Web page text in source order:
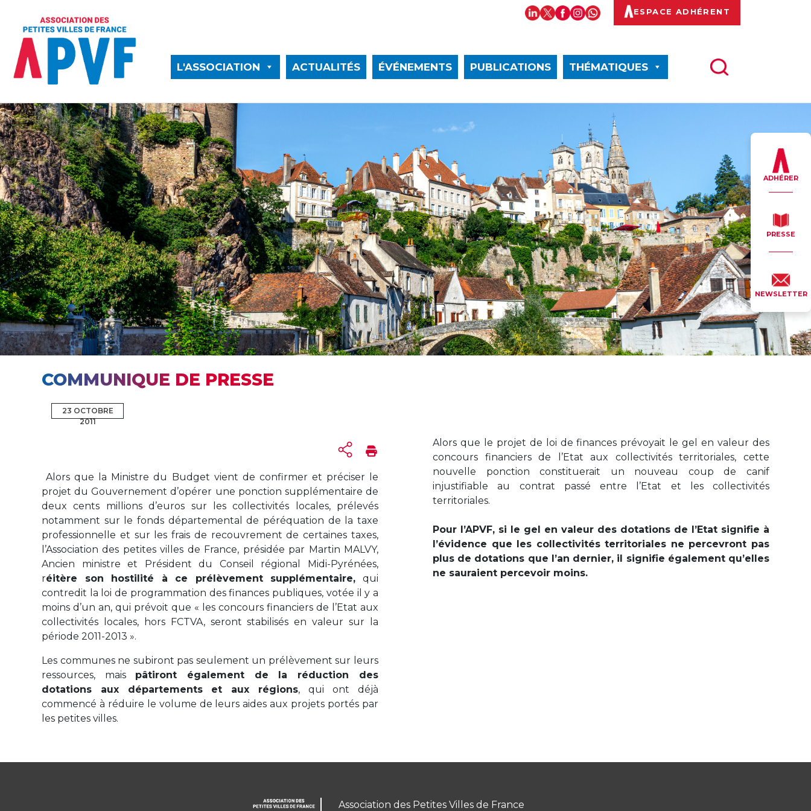
ESPACE ADHÉRENT
L'ASSOCIATION ACTUALITÉS ÉVÉNEMENTS PUBLICATIONS THÉMATIQUES
ADHÉRER
PRESSE
NEWSLETTER
COMMUNIQUE DE PRESSE
23 OCTOBRE
2011
Alors que la Ministre du Budget vient de confirmer et préciser le
projet du Gouvernement d’opérer une ponction supplémentaire de
deux cents millions d’euros sur les collectivités locales, prélevés
notamment sur le fonds départemental de péréquation de la taxe
professionnelle et sur les frais de recouvrement de certaines taxes,
l’Association des petites villes de France, présidée par Martin MALVY,
Ancien ministre et Président du Conseil régional Midi-Pyrénées,
réitère son hostilité à ce prélèvement supplémentaire, qui
contredit la loi de programmation des finances publiques, votée il y a
moins d’un an, qui prévoit que « les concours financiers de l’Etat aux
collectivités locales, hors FCTVA, seront stabilisés en valeur sur la
période 2011-2013 ».
Les communes ne subiront pas seulement un prélèvement sur leurs
ressources, mais pâtiront également de la réduction des
dotations aux départements et aux régions, qui ont déjà
commencé à réduire le volume de leurs aides aux projets portés par
les petites villes.
Alors que le projet de loi de finances prévoyait le gel en valeur des
concours financiers de l’Etat aux collectivités territoriales, cette
nouvelle ponction constituerait un nouveau coup de canif
injustifiable au contrat passé entre l’Etat et les collectivités
territoriales.
Pour l’APVF, si le gel en valeur des dotations de l’Etat signifie à
l’évidence que les collectivités territoriales ne percevront pas
plus de dotations que l’an dernier, il signifie également qu’elles
ne sauraient percevoir moins.
Association des Petites Villes de France